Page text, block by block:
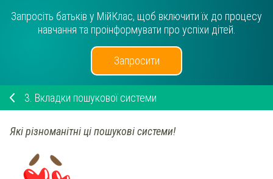
Запросіть батьків у МійКлас, щоб включити їх до процесу
навчання та проінформувати про успіхи дітей.
Запросити
3. Вкладки пошукової системи
Які різноманітні ці пошукові системи!